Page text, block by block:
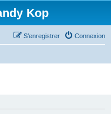
Kop
Connexion
S’enregistrer